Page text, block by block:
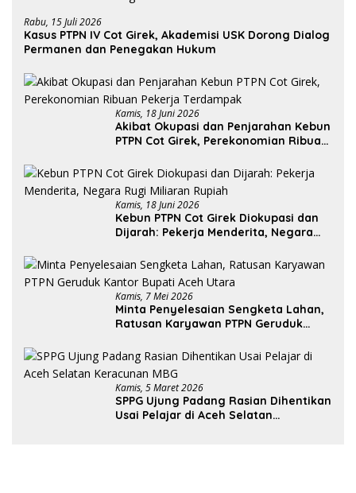
Rabu, 15 Juli 2026
Kasus PTPN IV Cot Girek, Akademisi USK Dorong Dialog
Permanen dan Penegakan Hukum
Kamis, 18 Juni 2026
Akibat Okupasi dan Penjarahan Kebun
PTPN Cot Girek, Perekonomian Ribuan
Kamis, 18 Juni 2026
Kebun PTPN Cot Girek Diokupasi dan
Dijarah: Pekerja Menderita, Negara
Kamis, 7 Mei 2026
Minta Penyelesaian Sengketa Lahan,
Ratusan Karyawan PTPN Geruduk
Kamis, 5 Maret 2026
SPPG Ujung Padang Rasian Dihentikan
Usai Pelajar di Aceh Selatan